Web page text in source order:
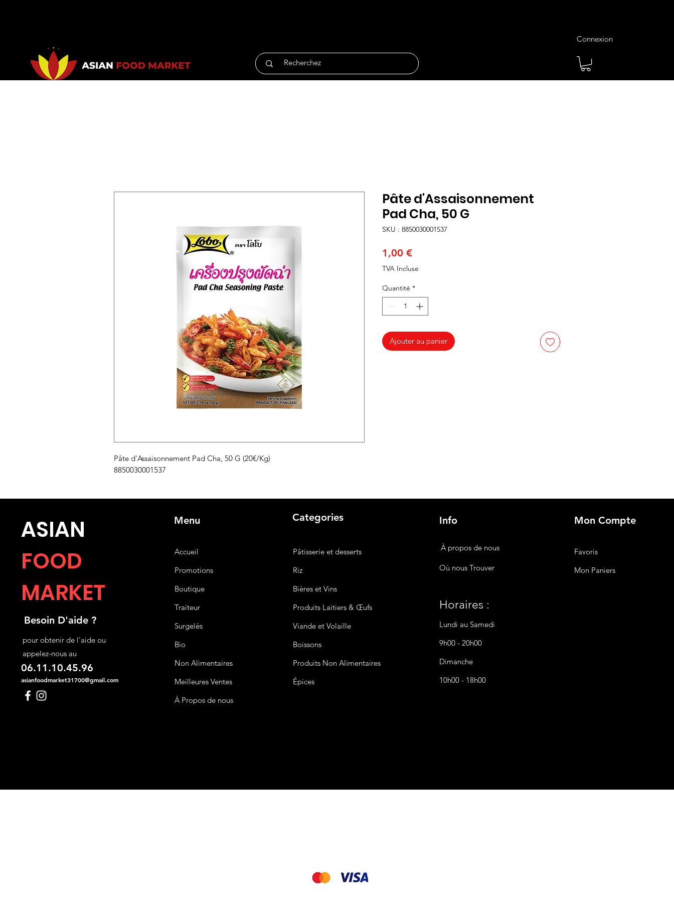
Connexion
Pâte d'Assaisonnement Pad Cha, 50 G (20€/Kg)
8850030001537
Pâte d'Assaisonnement
Pad Cha, 50 G
SKU : 8850030001537
1,00 €Prix
TVA Incluse
Quantité *
Ajouter au panier
ASIAN
FOOD
MARKET
Besoin D'aide ?
pour obtenir de l'aide ou
appelez-nous au
06.11.10.45.96
asianfoodmarket31700@gmail.com
Menu
Accueil
Promotions
Boutique
Traiteur
Surgelés
Bio
Non Alimentaires
Meilleures Ventes
À Propos de nous
Categories
Pâtisserie et desserts
Riz
Bièreset Vins
Produits Laitiers & Œufs
Viande et Volaille
Boissons
Produits Non Alimentaires
Épices
Info
Où nous Trouver
Horaires :
Lundi au Samedi
9h00 - 20h00
Dimanche
10h00 - 18h00
À propos de nous
Mon Compte
Favoris
Mon Paniers